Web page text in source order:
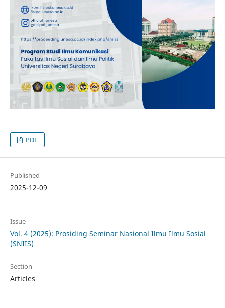
PDF
Published
2025-12-09
Issue
Vol. 4 (2025): Prosiding Seminar Nasional Ilmu Ilmu Sosial
(SNIIS)
Section
Articles